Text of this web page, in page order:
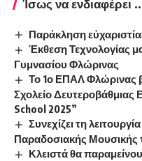
Ίσως να ενδιαφέρει
Παράκληση
Έκθεση Τεχνολογίας
Γυμνασίου Φλώρινας
Το 1ο ΕΠΑΛ Φλώρινας
Σχολείο Δευτεροβάθμιας
School 2025”
Συνεχίζει τη
Παραδοσιακής Μουσικής
Κλειστά θα